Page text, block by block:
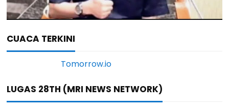
CUACA TERKINI
LUGAS 28TH (MRI NEWS NETWORK)